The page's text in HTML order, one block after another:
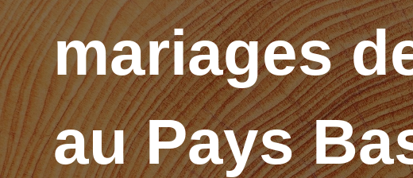
mariages
au Pays